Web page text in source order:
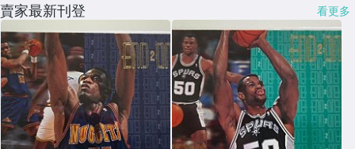
賣家最新刊登 看更多